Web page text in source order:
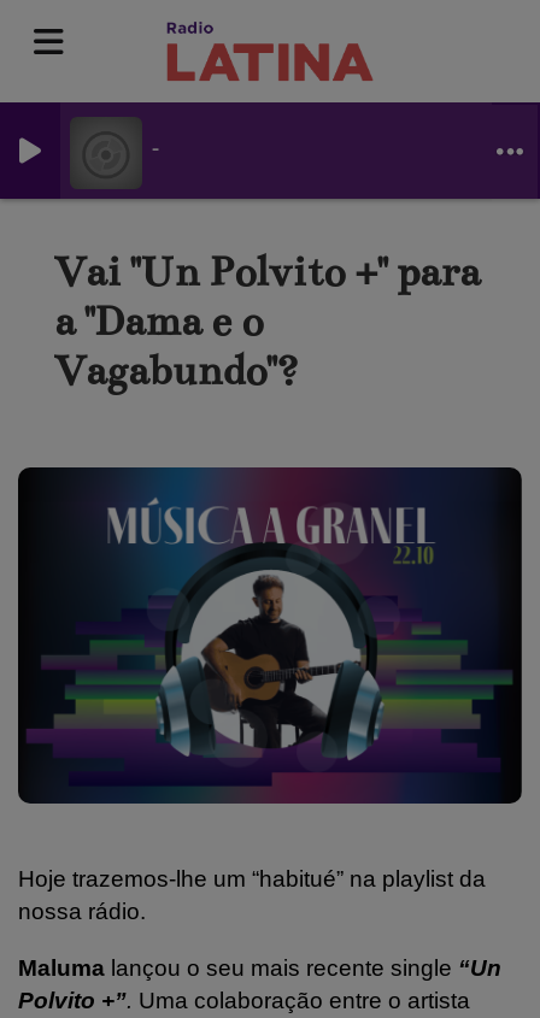
-
Vai "Un Polvito +" para
a "Dama e o
Vagabundo"?
Hoje trazemos-lhe um “habitué” na playlist da
nossa rádio.
Maluma lançou o seu mais recente single “Un
Polvito +”. Uma colaboração entre o artista